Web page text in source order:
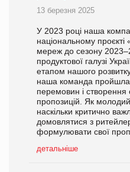
13 березня 2025
У 2023 році наша
національному проєкті
мереж до сезону
продуктової галузі
етапом нашого
наша команда пройшла
перемовин і
пропозицій. Як
наскільки критично
домовлятися з
формулювати свої
детальніше